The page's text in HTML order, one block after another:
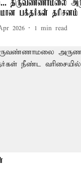
திருவண்ணாமலை
பக்தர்கள் தரிசனம்
2026 1 min read